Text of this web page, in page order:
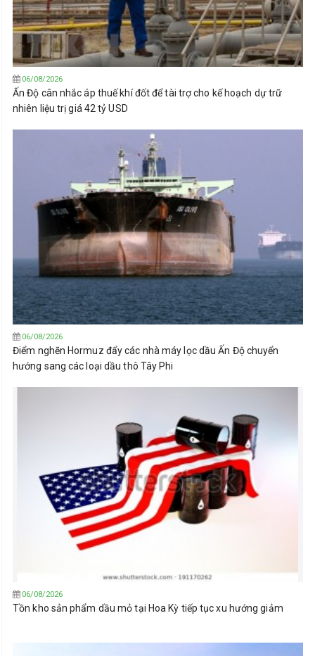
06/08/2026
Ấn Độ cân nhắc áp thuế khí đốt để tài trợ cho kế hoạch dự trữ
nhiên liệu trị giá 42 tỷ USD
06/08/2026
Điểm nghẽn Hormuz đẩy các nhà máy lọc dầu Ấn Độ chuyển
hướng sang các loại dầu thô Tây Phi
06/08/2026
Tồn kho sản phẩm dầu mỏ tại Hoa Kỳ tiếp tục xu hướng giảm